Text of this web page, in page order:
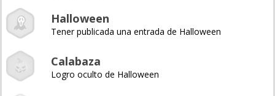
Halloween
Tener publicada una entrada de Halloween
Calabaza
Logro oculto de Halloween